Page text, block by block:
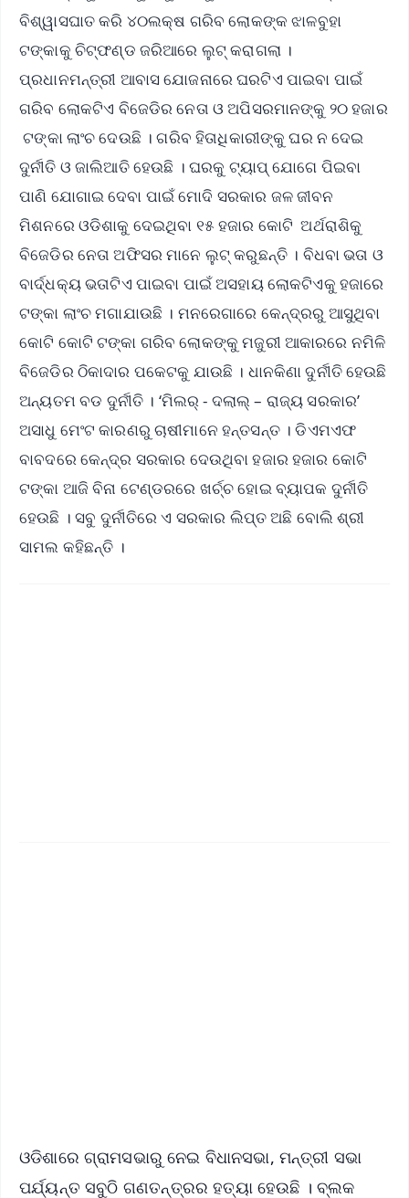
ବିଶ୍ୱାସଘାତ କରି ୪୦ଲକ୍ଷ ଗରିବ ଲୋକଙ୍କ ଝାଳବୁହା
ଟଙ୍କାକୁ ଚିଟ୍‌ଫଣ୍ଡ ଜରିଆରେ ଲୁଟ୍ କରାଗଲା ।
ପ୍ରଧାନମନ୍ତ୍ରୀ ଆବାସ ଯୋଜନାରେ ଘରଟିଏ ପାଇବା ପାଇଁ
ଗରିବ ଲୋକଟିଏ ବିଜେଡିର ନେତା ଓ ଅପିସରମାନଙ୍କୁ ୨୦ ହଜାର
ଟଙ୍କା ଲାଂଚ ଦେଉଛି । ଗରିବ ହିତାଧିକାରୀଙ୍କୁ ଘର ନ ଦେଇ
ଦୁର୍ନୀତି ଓ ଜାଲିଆତି ହେଉଛି । ଘରକୁ ଟ୍ୟାପ୍ ଯୋଗେ ପିଇବା
ପାଣି ଯୋଗାଇ ଦେବା ପାଇଁ ମୋଦି ସରକାର ଜଳ ଜୀବନ
ମିଶନରେ ଓଡିଶାକୁ ଦେଇଥିବା ୧୫ ହଜାର କୋଟି ଅର୍ଥରାଶିକୁ
ବିଜେଡିର ନେତା ଅଫିସର ମାନେ ଲୁଟ୍ କରୁଛନ୍ତି । ବିଧବା ଭତା ଓ
ବାର୍ଦ୍ଧକ୍ୟ ଭତାଟିଏ ପାଇବା ପାଇଁ ଅସହାୟ ଲୋକଟିଏକୁ ହଜାରେ
ଟଙ୍କା ଲାଂଚ ମଗାଯାଉଛି । ମନରେଗାରେ କେନ୍ଦ୍ରରୁ ଆସୁଥିବା
କୋଟି କୋଟି ଟଙ୍କା ଗରିବ ଲୋକଙ୍କୁ ମଜୁରୀ ଆକାରରେ ନମିଳି
ବିଜେଡିର ଠିକାଦାର ପକେଟକୁ ଯାଉଛି । ଧାନକିଣା ଦୁର୍ନୀତି ହେଉଛି
ଅନ୍ୟତମ ବଡ ଦୁର୍ନୀତି । ‘ମିଲର୍ - ଦଲାଲ୍ – ରାଜ୍ୟ ସରକାର’
ଅସାଧୁ ମେଂଟ କାରଣରୁ ଚାଷୀମାନେ ହନ୍ତସନ୍ତ । ଡିଏମଏଫ
ବାବଦରେ କେନ୍ଦ୍ର ସରକାର ଦେଉଥିବା ହଜାର ହଜାର କୋଟି
ଟଙ୍କା ଆଜି ବିନା ଟେଣ୍ଡରରେ ଖର୍ଚ୍ଚ ହୋଇ ବ୍ୟାପକ ଦୁର୍ନୀତି
ହେଉଛି । ସବୁ ଦୁର୍ନୀତିରେ ଏ ସରକାର ଲିପ୍ତ ଅଛି ବୋଲି ଶ୍ରୀ
ସାମଲ କହିଛନ୍ତି ।
ଓଡିଶାରେ ଗ୍ରାମସଭାରୁ ନେଇ ବିଧାନସଭା, ମନ୍ତ୍ରୀ ସଭା
ପର୍ଯ୍ୟନ୍ତ ସବୁଠି ଗଣତନ୍ତ୍ରର ହତ୍ୟା ହେଉଛି । ବ୍ଲକ